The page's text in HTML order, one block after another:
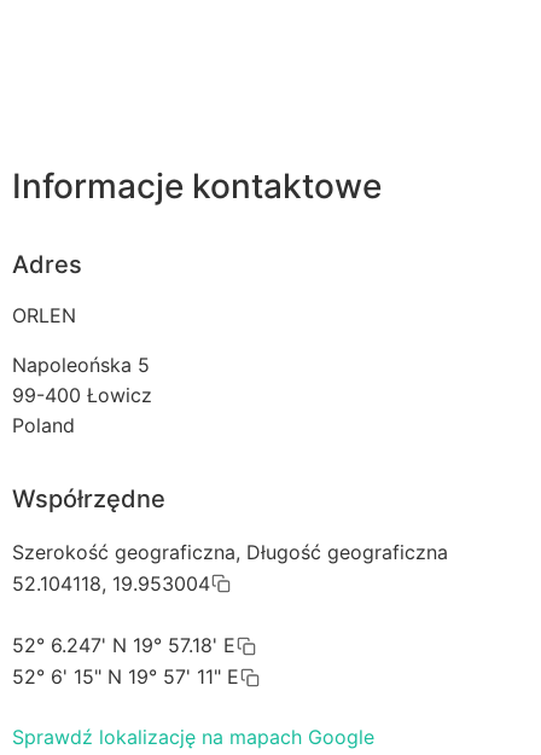
Informacje kontaktowe
Adres
ORLEN
Napoleońska 5
99-400 Łowicz
Poland
Współrzędne
Szerokość geograficzna, Długość geograficzna
52.104118, 19.953004
52° 6.247' N 19° 57.18' E
52° 6' 15" N 19° 57' 11" E
Sprawdź lokalizację na mapach Google